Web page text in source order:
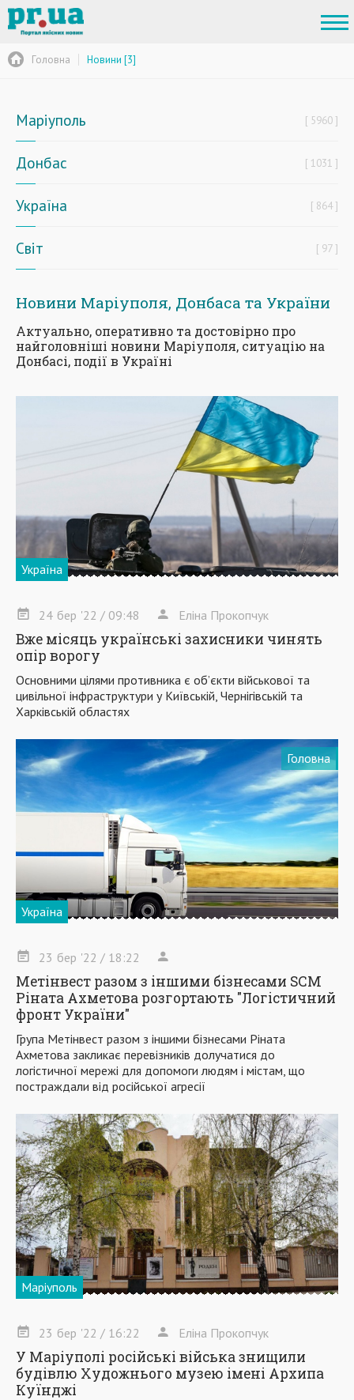
Головна Новини [3]
Маріуполь 5960
Донбас 1031
Україна 864
Світ 97
Новини Маріуполя, Донбаса та України
Актуально, оперативно та достовірно про
найголовніші новини Маріуполя, ситуацію на
Донбасі, події в Україні
Україна
24 бер '22 / 09:48 Еліна Прокопчук
Вже місяць українські захисники чинять
опір ворогу
Основними цілями противника є об’єкти військової та
цивільної інфраструктури у Київській, Чернігівській та
Харківській областях
Головна
Україна
23 бер '22 / 18:22
Метінвест разом з іншими бізнесами SCM
Ріната Ахметова розгортають "Логістичний
фронт України"
Група Метінвест разом з іншими бізнесами Ріната
Ахметова закликає перевізників долучатися до
логістичної мережі для допомоги людям і містам, що
постраждали від російської агресії
Маріуполь
23 бер '22 / 16:22 Еліна Прокопчук
У Маріуполі російські війська знищили
будівлю Художнього музею імені Архипа
Куїнджі